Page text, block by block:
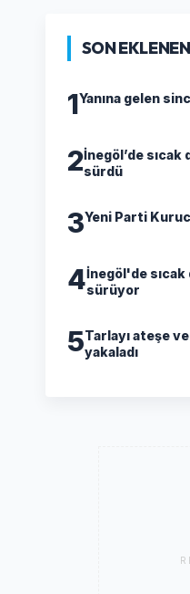
SON
1Yanına gelen
2İnegöl’de sıcak
sürdü
3Yeni Parti
4İnegöl'de sıcak
sürüyor
5Tarlayı ateşe
yakaladı